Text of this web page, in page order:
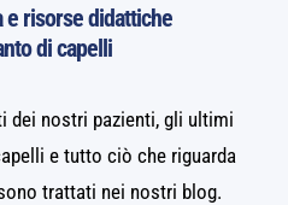
e risorse didattiche
di capelli
dei nostri pazienti, gli ultimi
e tutto ciò che riguarda
trattati nei nostri blog.